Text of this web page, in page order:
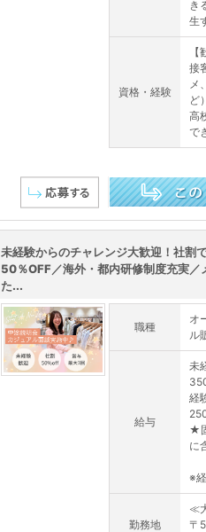
き
生
資格・経験
【
接
メ
ど）
高
で
未経験からのチャレンジ大歓迎！社割
50％OFF／海外・都内研修制度充実／
た...
職種
オ
ル
給与
未
経
★
に
※
勤務地
≪
〒